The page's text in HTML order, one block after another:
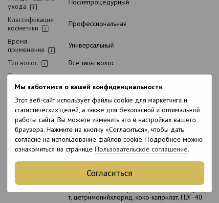
Мы заботимся о вашей конфиденциальности
Этот веб-сайт использует файлы cookie для маркетинга и
статистических целей, а также для безопасной и оптимальной
работы сайта. Вы можете изменить это в настройках вашего
браузера. Нажмите на кнопку «Согласиться», чтобы дать
согласие на использование файлов cookie. Подробнее можно
ознакомиться на странице Пользовательское соглашение.
Согласиться
ухода
Послепроцедурный
Классификация
косметики
Профессиональная
Время
применения
Универсальный
Тип волос
Все типы волос
Тип кожи
головы
Назначение
Тонирование
Возраст
18+
С кератином
Нет
Подходит для
Нет
открытом виде
12 месяцев
Состав
т, цетримонийхлорид, коко-каприлат, ПЭГ-40